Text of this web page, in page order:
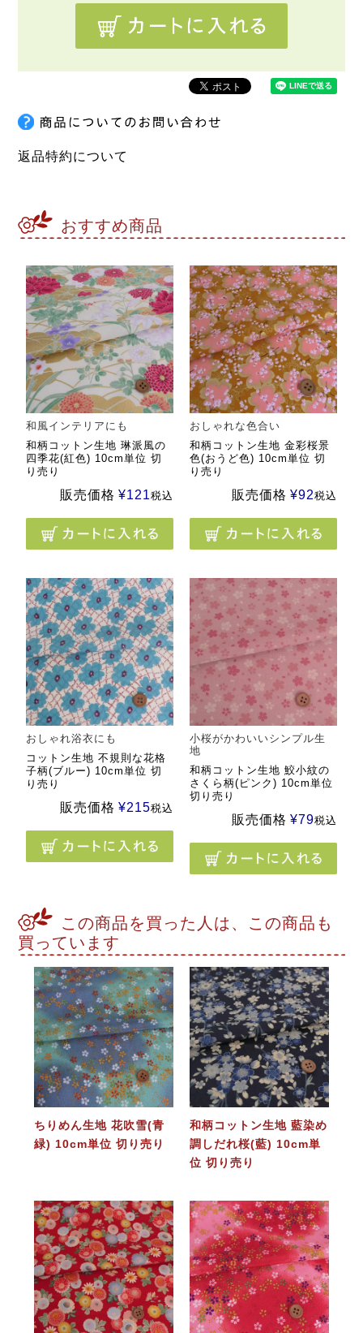
返品特約について
おすすめ商品
和風インテリアにも
和柄コットン生地 琳派風の
四季花(紅色) 10cm単位 切
り売り
販売価格 ¥121税込
おしゃれな色合い
和柄コットン生地 金彩桜景
色(おうど色) 10cm単位 切
り売り
販売価格 ¥92税込
おしゃれ浴衣にも
コットン生地 不規則な花格
子柄(ブルー) 10cm単位 切
り売り
販売価格 ¥215税込
小桜がかわいいシンプル生
地
和柄コットン生地 鮫小紋の
さくら柄(ピンク) 10cm単位
切り売り
販売価格 ¥79税込
この商品を買った人は、この商品も
買っています
ちりめん生地 花吹雪(青
緑) 10cm単位 切り売り
和柄コットン生地 藍染め
調しだれ桜(藍) 10cm単
位 切り売り